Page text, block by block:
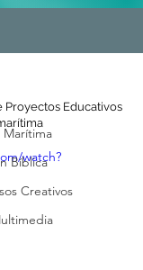
Bíblica
Creativos
Proyectos Educativos
watch?